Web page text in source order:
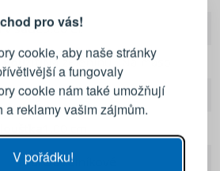
pro vás!
cookie, aby naše stránky
a fungovaly
cookie nám také umožňují
a reklamy vašim zájmům.
V pořádku!
sadě 5,00 el.
Použití Na zeleninu , Na maso
34 x 24 cm
Tvar Obdélníkové
se ke svému účtu